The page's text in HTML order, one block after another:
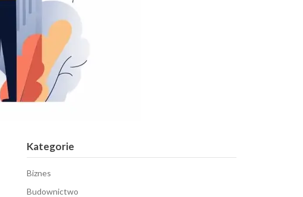
Kategorie
Biznes
Budownictwo